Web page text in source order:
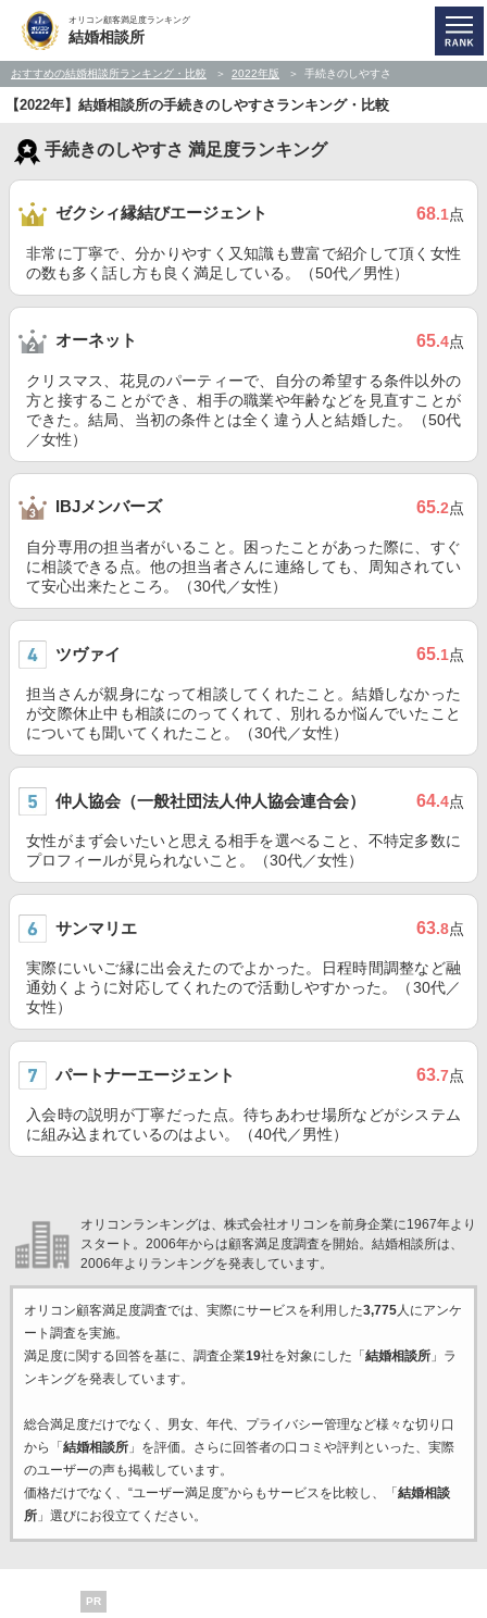
オリコン顧客満足度ランキング
結婚相談所
おすすめの結婚相談所ランキング・比較 2022年版 手続きのしやすさ
【2022年】結婚相談所の手続きのしやすさランキング・比較
手続きのしやすさ 満足度ランキング
ゼクシィ縁結びエージェント 68.1点
非常に丁寧で、分かりやすく又知識も豊富で紹介して頂く女性
の数も多く話し方も良く満足している。（50代／男性）
オーネット 65.4点
クリスマス、花見のパーティーで、自分の希望する条件以外の
方と接することができ、相手の職業や年齢などを見直すことが
できた。結局、当初の条件とは全く違う人と結婚した。（50代
／女性）
IBJメンバーズ 65.2点
自分専用の担当者がいること。困ったことがあった際に、すぐ
に相談できる点。他の担当者さんに連絡しても、周知されてい
て安心出来たところ。（30代／女性）
ツヴァイ 65.1点
担当さんが親身になって相談してくれたこと。結婚しなかった
が交際休止中も相談にのってくれて、別れるか悩んでいたこと
についても聞いてくれたこと。（30代／女性）
仲人協会（一般社団法人仲人協会連合会） 64.4点
女性がまず会いたいと思える相手を選べること、不特定多数に
プロフィールが見られないこと。（30代／女性）
サンマリエ 63.8点
実際にいいご縁に出会えたのでよかった。日程時間調整など融
通効くように対応してくれたので活動しやすかった。（30代／
女性）
パートナーエージェント 63.7点
入会時の説明が丁寧だった点。待ちあわせ場所などがシステム
に組み込まれているのはよい。（40代／男性）
オリコンランキングは、株式会社オリコンを前身企業に1967年より
スタート。2006年からは顧客満足度調査を開始。結婚相談所は、
2006年よりランキングを発表しています。
オリコン顧客満足度調査では、実際にサービスを利用した3,775人にアンケ
ート調査を実施。
満足度に関する回答を基に、調査企業19社を対象にした「 結婚相談所」ラ
ンキングを発表しています。
総合満足度だけでなく、男女、年代、プライバシー管理など様々な切り口
から「 結婚相談所」を評価。さらに回答者の口コミや評判といった、実際
のユーザーの声も掲載しています。
価格だけでなく、“ユーザー満足度”からもサービスを比較し、「 結婚相談
所」選びにお役立てください。
PR